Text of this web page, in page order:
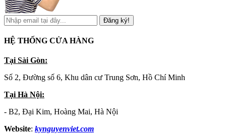
Đăng ký!
HỆ THỐNG CỬA HÀNG
Tại Sài Gòn:
Số 2, Đường số 6, Khu dân cư Trung Sơn, Hồ Chí Minh
Tại Hà Nội:
- B2, Đại Kim, Hoàng Mai, Hà Nội
Website: kynguyenviet.com